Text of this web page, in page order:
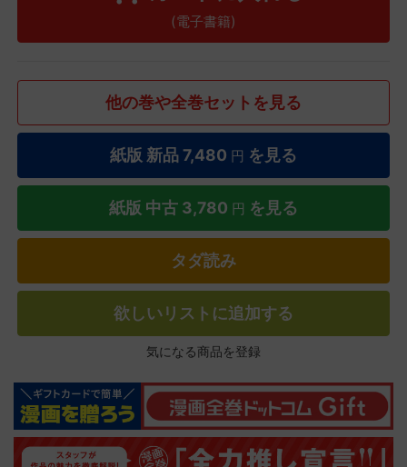
(電子書籍)
他の巻や全巻セットを見る
紙版 新品7,480 円 を見る
紙版 中古 3,780 円 を見る
タダ読み
欲しいリストに追加する
気になる商品を登録